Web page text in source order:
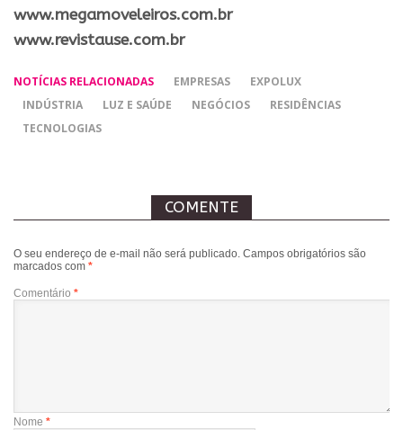
www.megamoveleiros.com.br
www.revistause.com.br
NOTÍCIAS RELACIONADAS EMPRESAS
EXPOLUX
INDÚSTRIA
LUZ E SAÚDE NEGÓCIOS
RESIDÊNCIAS
TECNOLOGIAS
COMENTE
O seu endereço de e-mail não será publicado. Campos obrigatórios são
marcados com *
Comentário *
Nome *